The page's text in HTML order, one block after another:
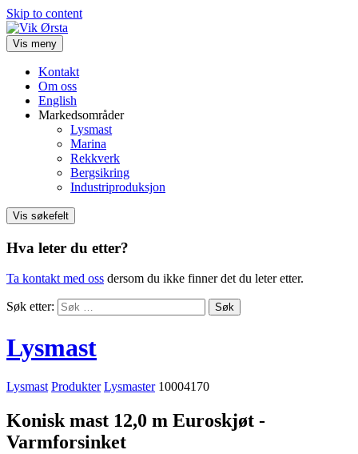
Skip to content
Vis meny
Kontakt
Om oss
English
Markedsområder
Lysmast
Marina
Rekkverk
Bergsikring
Industriproduksjon
Vis søkefelt
Hva leter du etter?
Ta kontakt med oss dersom du ikke finner det du leter etter.
Søk etter:
Lysmast
Lysmast Produkter Lysmaster 10004170
Konisk mast 12,0 m Euroskjøt -
Varmforsinket